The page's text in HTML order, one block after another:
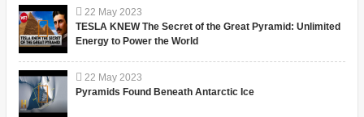
22 May 2023
TESLA KNEW The Secret of the Great Pyramid: Unlimited
Energy to Power the World
22 May 2023
Pyramids Found Beneath Antarctic Ice